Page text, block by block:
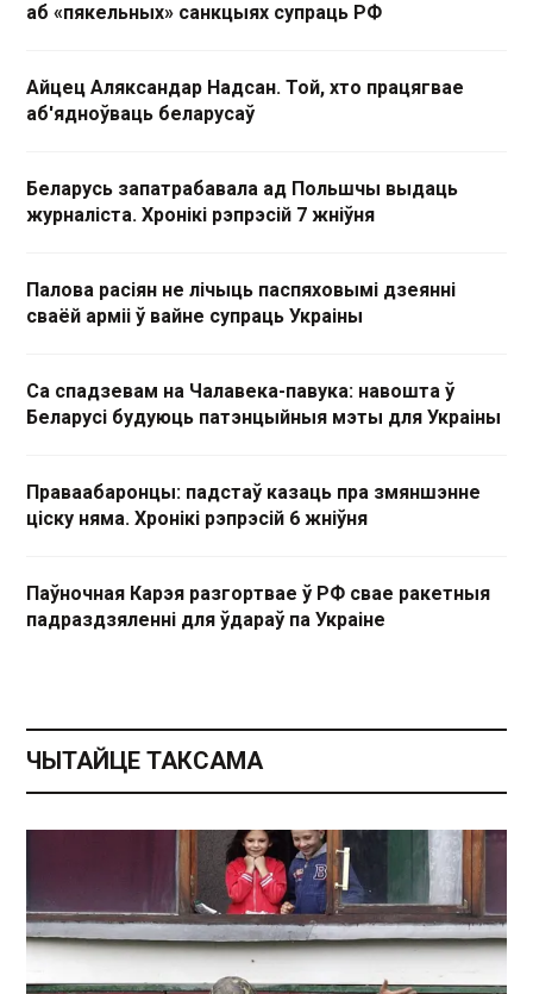
аб «пякельных» санкцыях супраць РФ
Айцец Аляксандар Надсан. Той, хто працягвае
аб'ядноўваць беларусаў
Беларусь запатрабавала ад Польшчы выдаць
журналіста. Хронікі рэпрэсій 7 жніўня
Палова расіян не лічыць паспяховымі дзеянні
сваёй арміі ў вайне супраць Украіны
Са спадзевам на Чалавека-павука: навошта ў
Беларусі будуюць патэнцыйныя мэты для Украіны
Праваабаронцы: падстаў казаць пра змяншэнне
ціску няма. Хронікі рэпрэсій 6 жніўня
Паўночная Карэя разгортвае ў РФ свае ракетныя
падраздзяленні для ўдараў па Украіне
ЧЫТАЙЦЕ ТАКСАМА